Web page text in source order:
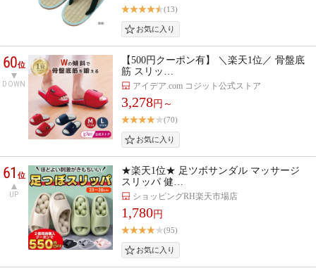
(13)
60位
DOWN
【500円クーポン有】 ＼楽天1位／ 骨盤底
筋 スリッ…
アイデア.com コジット公式ストア
3,278円～
(70)
61位
UP
★楽天1位★ 足ツボサンダル マッサージ
スリッパ 健…
ショッピングRH楽天市場店
1,780円
(95)